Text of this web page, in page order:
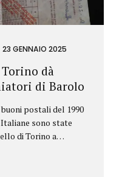
23 GENNAIO 2025
dà
di Barolo
postali del 1990
Italiane sono state
di Torino a
ribalta la